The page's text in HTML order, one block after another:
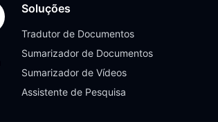
Soluções
Tradutor de Documentos
Sumarizador de Documentos
Sumarizador de Vídeos
Assistente de Pesquisa